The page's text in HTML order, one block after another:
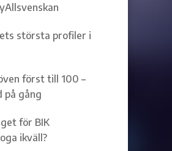
största profiler i
först till 100 –
på gång
för BIK
ikväll?